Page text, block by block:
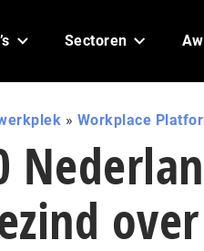
Sectoren
» Workplace